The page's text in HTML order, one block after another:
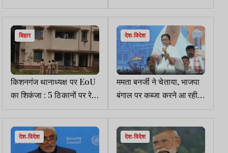
मॉडल प्रेरणास्रोत
बिहार
किशनगंज थानाध्यक्ष पर EoU
का शिकंजा : 5 ठिकानों पर रेड,
1.70 करोड़ की संपत्ति जांच के
दायरे में
देश-विदेश
ममता बनर्जी ने चेताया, भाजपा
बंगाल पर कब्जा करने आ रही
है, पर बंगाल में बुलडोजर नहीं
चलनेवाला...
देश-विदेश देश-विदेश